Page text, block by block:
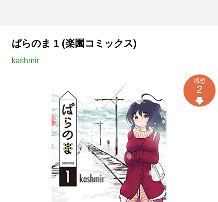
ぱらのま 1 (楽園コミックス)
kashmir
感想
2